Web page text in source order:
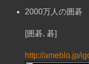
2000万人の囲碁
[囲碁, 碁]
http://ameblo.jp/